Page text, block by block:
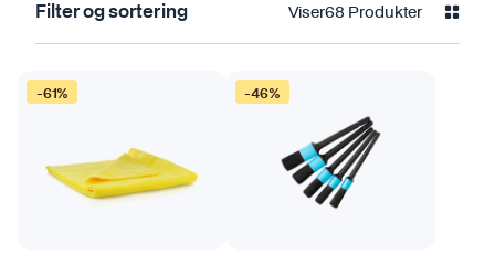
Filter og sortering Viser68 Produkter
-61%
D
-46%